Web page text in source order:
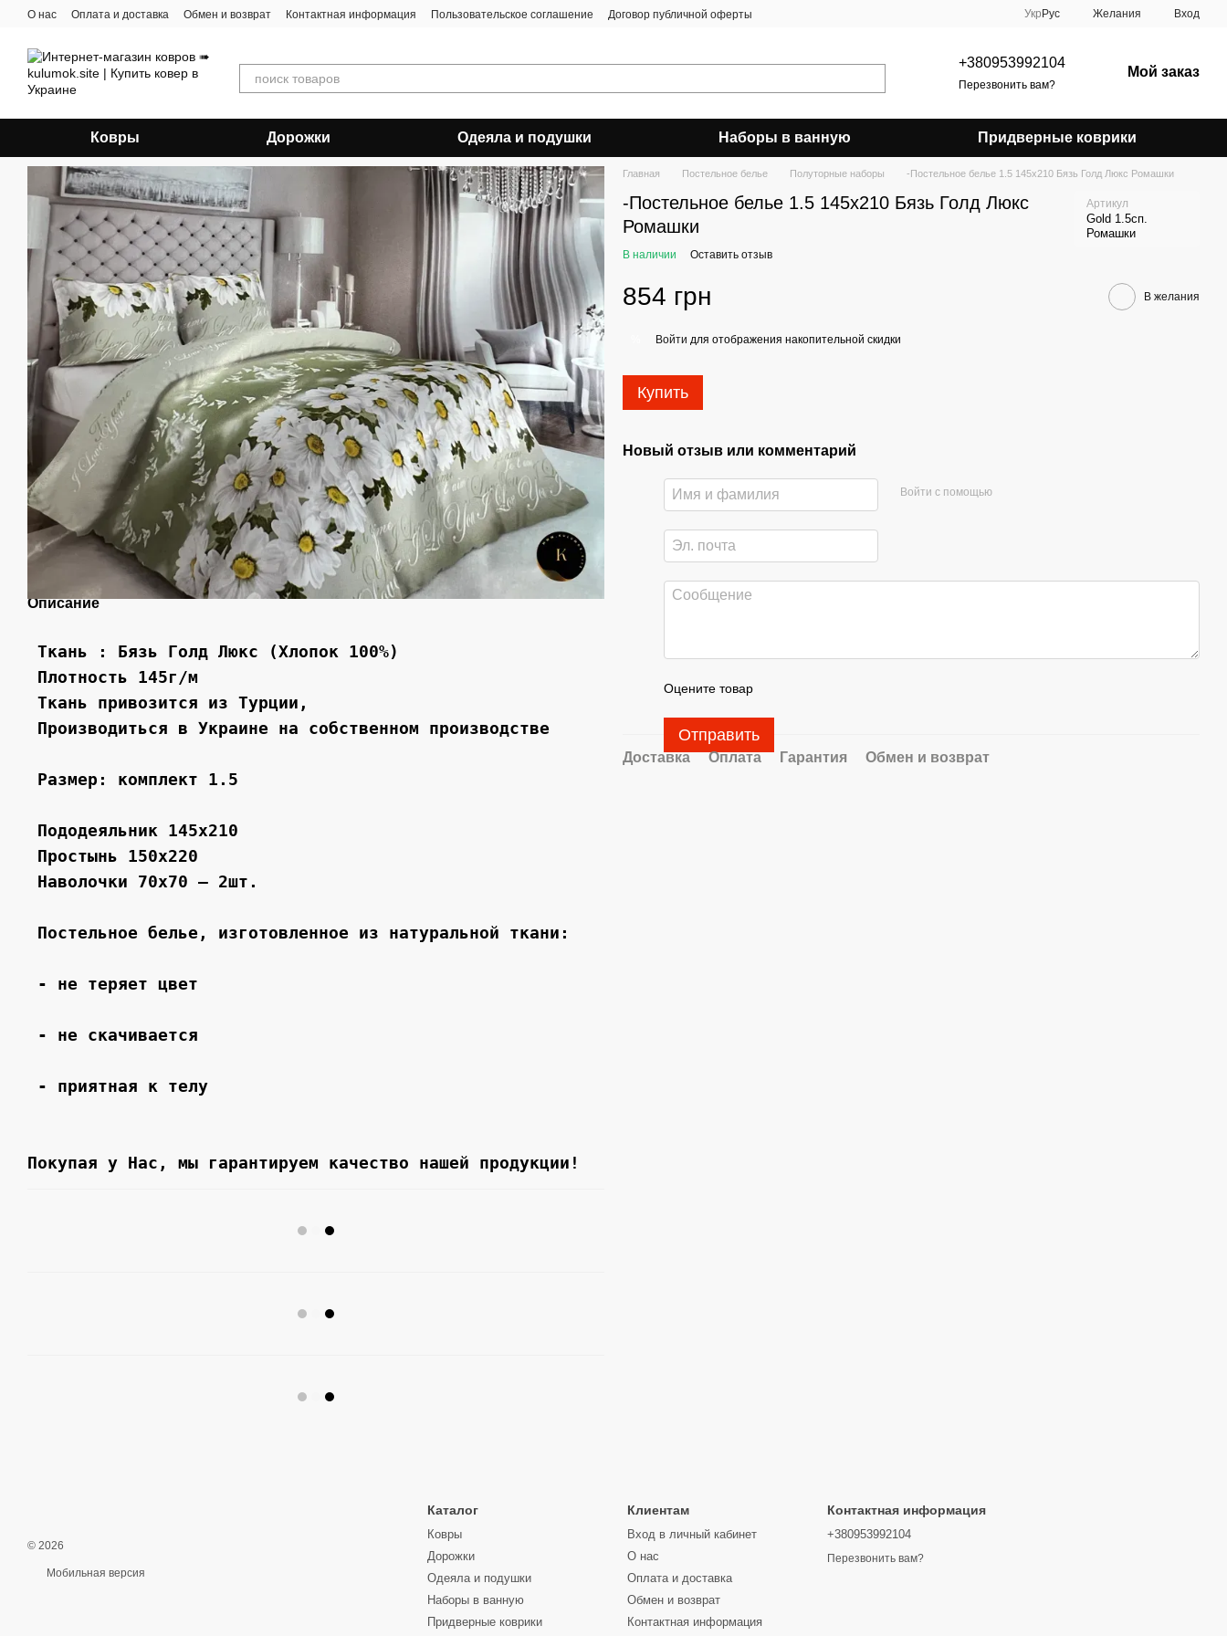
Перейти к основному контенту
О нас Оплата и доставка Обмен и возврат Контактная информация Пользовательское соглашение Договор публичной оферты Укр Рус Желания Вход
+380953992104
Перезвонить вам?
Мой заказ
Ковры Дорожки Одеяла и подушки Наборы в ванную Придверные коврики
Описание
Ткань : Бязь Голд Люкс (Хлопок 100%)
Плотность 145г/м
Ткань привозится из Турции,
Производиться в Украине на собственном производстве
Размер: комплект 1.5
Пододеяльник 145х210
Простынь 150х220
Наволочки 70х70 – 2шт.
Постельное белье, изготовленное из натуральной ткани:
- не теряет цвет
- не скачивается
- приятная к телу
Покупая у Нас, мы гарантируем качество нашей продукции!
Главная Постельное белье Полуторные наборы -Постельное белье 1.5 145x210 Бязь Голд Люкс Ромашки
-Постельное белье 1.5 145x210 Бязь Голд Люкс
Ромашки
Артикул
Gold 1.5сп.
Ромашки
В наличии Оставить отзыв
854 грн В желания
Войти для отображения накопительной скидки
Купить
Новый отзыв или комментарий
Войти с помощью
Оцените товар
Отправить
Доставка Оплата Гарантия Обмен и возврат
© 2026
Мобильная версия
Каталог
Ковры
Дорожки
Одеяла и подушки
Наборы в ванную
Придверные коврики
Клиентам
Вход в личный кабинет
О нас
Оплата и доставка
Обмен и возврат
Контактная информация
Контактная информация
+380953992104
Перезвонить вам?